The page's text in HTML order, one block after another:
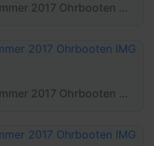
2017 08 17 Chiemsee Summer 2017 Ohrbooten IMG 9782 Rydle net
2017 08 17 Chiemsee Summer 2017 Ohrbooten IMG 9783 Rydle net